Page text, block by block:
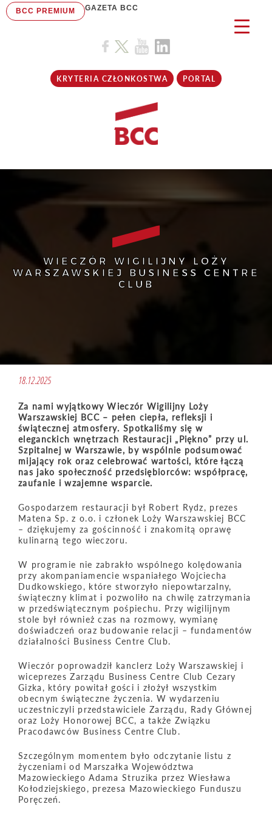
BCC PREMIUM GAZETA BCC
KRYTERIA CZŁONKOSTWA PORTAL
WIECZÓR WIGILIJNY LOŻY
WARSZAWSKIEJ BUSINESS CENTRE
CLUB
18.12.2025
Za nami wyjątkowy Wieczór Wigilijny Loży
Warszawskiej BCC – pełen ciepła, refleksji i
świątecznej atmosfery. Spotkaliśmy się w
eleganckich wnętrzach Restauracji „Piękno” przy ul.
Szpitalnej w Warszawie, by wspólnie podsumować
mijający rok oraz celebrować wartości, które łączą
nas jako społeczność przedsiębiorców: współpracę,
zaufanie i wzajemne wsparcie.
Gospodarzem restauracji był Robert Rydz, prezes
Matena Sp. z o.o. i członek Loży Warszawskiej BCC
– dziękujemy za gościnność i znakomitą oprawę
kulinarną tego wieczoru.
W programie nie zabrakło wspólnego kolędowania
przy akompaniamencie wspaniałego Wojciecha
Dudkowskiego, które stworzyło niepowtarzalny,
świąteczny klimat i pozwoliło na chwilę zatrzymania
w przedświątecznym pośpiechu. Przy wigilijnym
stole był również czas na rozmowy, wymianę
doświadczeń oraz budowanie relacji – fundamentów
działalności Business Centre Club.
Wieczór poprowadził kanclerz Loży Warszawskiej i
wiceprezes Zarządu Business Centre Club Cezary
Gizka, który powitał gości i złożył wszystkim
obecnym świąteczne życzenia. W wydarzeniu
uczestniczyli przedstawiciele Zarządu, Rady Głównej
oraz Loży Honorowej BCC, a także Związku
Pracodawców Business Centre Club.
Szczególnym momentem było odczytanie listu z
życzeniami od Marszałka Województwa
Mazowieckiego Adama Struzika przez Wiesława
Kołodziejskiego, prezesa Mazowieckiego Funduszu
Poręczeń.